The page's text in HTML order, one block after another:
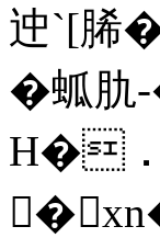
迚`[
�蛌
H�﹒